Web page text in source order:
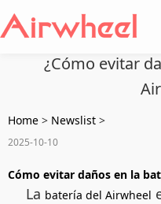
¿Cómo evitar
Home > Newslist >
2025-10-10
Cómo evitar daños en la
La batería del Airwheel